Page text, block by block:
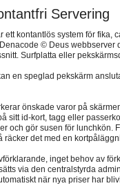
Servering
ett kontantlös system för fika,
© Deus webbserver
Surfplatta eller
en speglad pekskärm
önskade varor på
sitt id-kort, tagg eller
och gör susen för lunchkön.
räcker det med en
inget behov av
via den centralstyrda
när nya priser har